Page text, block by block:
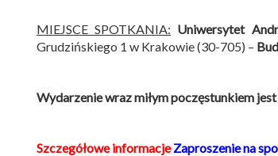
MIEJSCE SPOTKANIA: Uniwersytet
Grudzińskiego 1 w Krakowie (30-705) –
Wydarzenie wraz miłym poczęstunkiem
Szczegółowe informacjeZaproszenie na